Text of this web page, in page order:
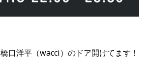
橋口洋平（wacci）のドア開けてます！